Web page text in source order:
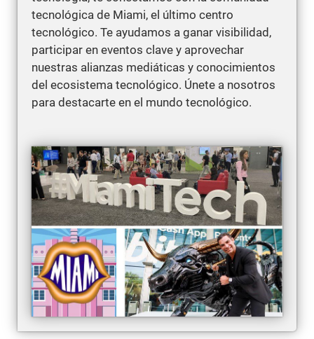
tecnológica de Miami, el último centro
tecnológico. Te ayudamos a ganar visibilidad,
participar en eventos clave y aprovechar
nuestras alianzas mediáticas y conocimientos
del ecosistema tecnológico. Únete a nosotros
para destacarte en el mundo tecnológico.